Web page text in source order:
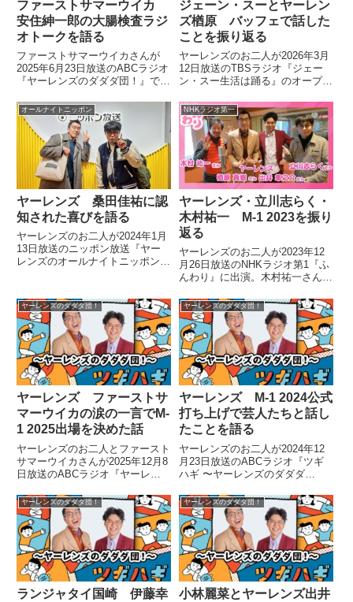
ファーストサマーウイカ
安住紳一郎の大腸検査ラジ
オトークを語る
ファーストサマーウイカさんが
2025年6月23日放送のABCラジオ
『ヤーレンズのダダダ団！』で安
ークについて話していました。
ジェーン・スーとヤーレン
ズ楢原 バッフェで話した
ことを振り返る
ヤーレンズのお二人が2026年3月
12日放送のTBSラジオ『ジェー
ン・スー生活は踊る』のオープニ
行われたジェーン・スーさんと楢
原さんによる帝国ホテルバッフェ
での会食を振り返っていました。
オールナイトニッポン
ヤーレンズ 桑田佳祐に認
知された喜びを語る
ヤーレンズのお二人が2024年1月
13日放送のニッポン放送『ヤー
レンズのオールナイトニッポン
ラジオでヤーレンズのことについ
て話していたことに触れ、認知さ
れた喜びを話していました。
NHKラジオ第一
ヤーレンズ・立川志らく・
木村祐一 M-1 2023を振り
返る
ヤーレンズのお二人が2023年12
月26日放送のNHKラジオ第1『ふ
んわり』に出演。木村祐一さん、
2023を振り返っていました。
ヤーレンズのダダダ団！
ヤーレンズ ファーストサ
マーウイカの涙の一言でM-
1 2025出場を決めた話
ヤーレンズのお二人とファースト
サマーウイカさんが2025年12月8
日放送のABCラジオ『ヤーレン
プリ2025決勝進出についてトー
ク。前年の決勝敗退直後の放送で
ウイカさんから「まだ戦えません
か？」と言われた一言によって出
場を決めたと話していました。
ヤーレンズのダダダ団！
ヤーレンズ M-1 2024公式
打ち上げで芸人たちと話し
たことを語る
ヤーレンズのお二人が2024年12
月23日放送のABCラジオ『ツギ
ハギ 〜ヤーレンズのダダダ
2024を振り返り。大会後の公式
打ち上げで様々な芸人たちと話し
たことを紹介していました。
ヤーレンズのダダダ団！
ランジャタイ国崎 伊藤幸
ヤーレンズのダダダ団！
小林麗菜とヤーレンズ出井